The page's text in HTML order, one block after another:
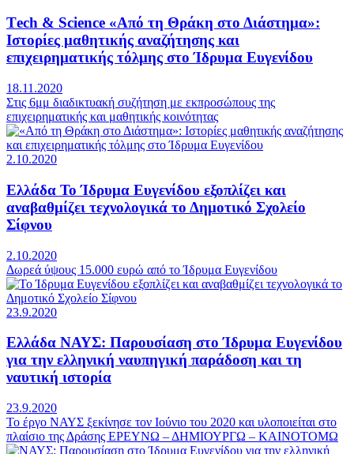
Τech & Science «Από τη Θράκη στο Διάστημα»:
Ιστορίες μαθητικής αναζήτησης και
επιχειρηματικής τόλμης στο Ίδρυμα Ευγενίδου
18.11.2020
Στις 6μμ διαδικτυακή συζήτηση με εκπροσώπους της
επιχειρηματικής και μαθητικής κοινότητας
2.10.2020
Ελλάδα To Ίδρυμα Ευγενίδου εξοπλίζει και
αναβαθμίζει τεχνολογικά το Δημοτικό Σχολείο
Σίφνου
2.10.2020
Δωρεά ύψους 15.000 ευρώ από το Ίδρυμα Ευγενίδου
23.9.2020
Ελλάδα ΝΑΥΣ: Παρουσίαση στο Ίδρυμα Ευγενίδου
για την ελληνική ναυπηγική παράδοση και τη
ναυτική ιστορία
23.9.2020
To έργο ΝΑΥΣ ξεκίνησε τον Ιούνιο του 2020 και υλοποιείται στο
πλαίσιο της Δράσης ΕΡΕΥΝΩ – ΔΗΜΙΟΥΡΓΩ – ΚΑΙΝΟΤΟΜΩ